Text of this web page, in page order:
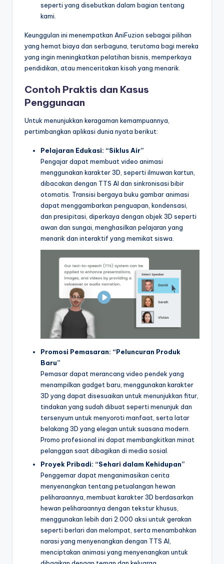
seperti yang disebutkan dalam bagian tentang
kami.
Keunggulan ini menempatkan AniFuzion sebagai pilihan
yang hemat biaya dan serbaguna, terutama bagi mereka
yang ingin meningkatkan pelatihan bisnis, memperkaya
pendidikan, atau menceritakan kisah yang menarik.
Contoh Praktis dan Kasus
Penggunaan
Untuk menunjukkan keragaman kemampuannya,
pertimbangkan aplikasi dunia nyata berikut:
Pelajaran Edukasi: “Siklus Air”
Pengajar dapat membuat video animasi
menggunakan karakter 3D, seperti ilmuwan kartun,
dibacakan dengan TTS AI dan sinkronisasi bibir
otomatis. Transisi bergaya buku gambar animasi
dapat menggambarkan penguapan, kondensasi,
dan presipitasi, diperkaya dengan objek 3D seperti
awan dan sungai, menghasilkan pelajaran yang
menarik dan interaktif yang memikat siswa.
Promosi Pemasaran: “Peluncuran Produk
Baru”
Pemasar dapat merancang video pendek yang
menampilkan gadget baru, menggunakan karakter
3D yang dapat disesuaikan untuk menunjukkan fitur,
tindakan yang sudah dibuat seperti menunjuk dan
tersenyum untuk menyoroti manfaat, serta latar
belakang 3D yang elegan untuk suasana modern.
Promo profesional ini dapat membangkitkan minat
pelanggan saat dibagikan di media sosial.
Proyek Pribadi: “Sehari dalam Kehidupan”
Penggemar dapat menganimasikan cerita
menyenangkan tentang petualangan hewan
peliharaannya, membuat karakter 3D berdasarkan
hewan peliharaannya dengan tekstur khusus,
menggunakan lebih dari 2.000 aksi untuk gerakan
seperti berlari dan melompat, serta menambahkan
narasi yang menyenangkan dengan TTS AI,
menciptakan animasi yang menyenangkan untuk